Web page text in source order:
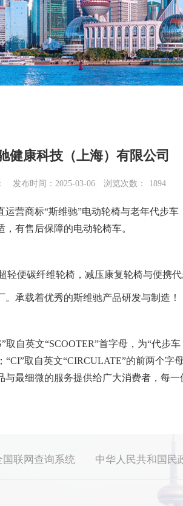
健康科技（上海）有限公司
发布时间：2025-03-06 浏览次数： 1894
营商标“斯维驰”电动轮椅与老年代步车
有售后保障的电动轮椅车。
轻便碳纤维轮椅，减压康复轮椅与便携代
承载着优秀的斯维驰产品研发与制造！
自英文“SCOOTER”首字母，为“代步
取自英文“CIRCULATE”的前两个字
最细微的服务提供给广大消费者，每一
联网查询系统 中华人民共和国民